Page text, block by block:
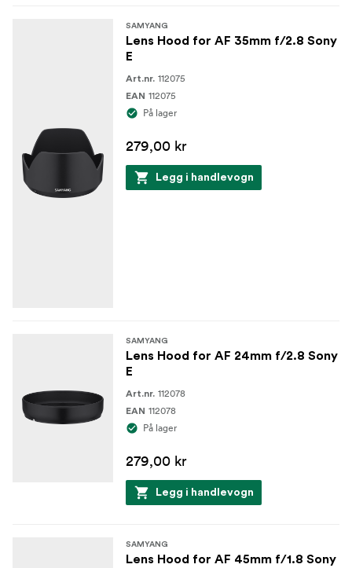
SAMYANG
Lens Hood for AF 35mm f/2.8 Sony
E
Art.nr. 112075
EAN 112075
På lager
279,00 kr
Legg i handlevogn
SAMYANG
Lens Hood for AF 24mm f/2.8 Sony
E
Art.nr. 112078
EAN 112078
På lager
279,00 kr
Legg i handlevogn
SAMYANG
Lens Hood for AF 45mm f/1.8 Sony